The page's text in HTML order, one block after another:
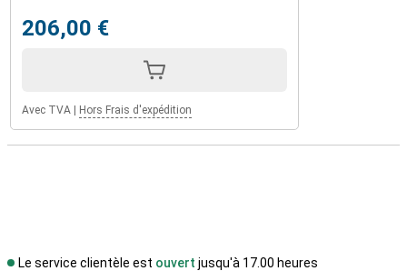
206,00 €
Avec TVA Hors Frais d'expédition
Le service clientèle est ouvert jusqu'à 17.00 heures